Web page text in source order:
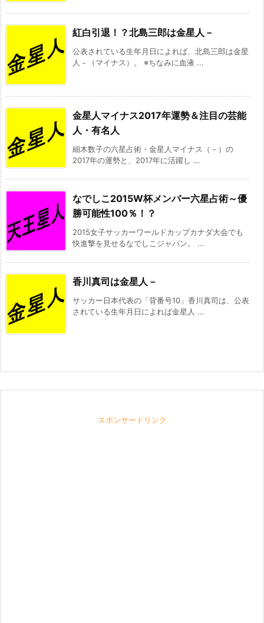
紅白引退！？北島三郎は金星人－
公表されている生年月日によれば、北島三郎は金星
人－（マイナス）。 ※ちなみに血液 ...
金星人マイナス2017年運勢＆注目の芸能
人・有名人
細木数子の六星占術・金星人マイナス（－）の
2017年の運勢と、2017年に活躍し ...
なでしこ2015W杯メンバー六星占術～優
勝可能性100％！？
2015女子サッカーワールドカップカナダ大会でも
快進撃を見せるなでしこジャパン。 ...
香川真司は金星人－
サッカー日本代表の「背番号10」香川真司は、公表
されている生年月日によれば金星人 ...
スポンサードリンク